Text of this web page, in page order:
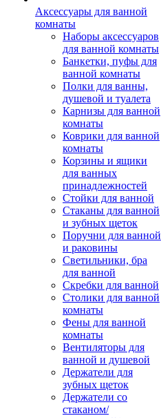
Аксессуары для ванной
комнаты
Наборы аксессуаров
для ванной комнаты
Банкетки, пуфы для
ванной комнаты
Полки для ванны,
душевой и туалета
Карнизы для ванной
комнаты
Коврики для ванной
комнаты
Корзины и ящики
для ванных
принадлежностей
Стойки для ванной
Стаканы для ванной
и зубных щеток
Поручни для ванной
и раковины
Светильники, бра
для ванной
Скребки для ванной
Столики для ванной
комнаты
Фены для ванной
комнаты
Вентиляторы для
ванной и душевой
Держатели для
зубных щеток
Держатели со
стаканом/